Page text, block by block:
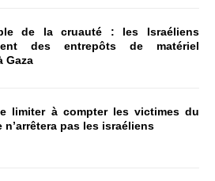
de la cruauté : les Israéliens
des entrepôts de matériel
Gaza
limiter à compter les victimes du
n’arrêtera pas les israéliens